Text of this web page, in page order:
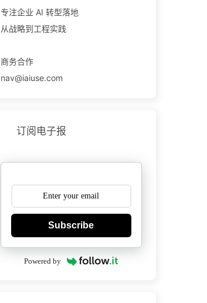
专注企业 AI 转型落地
从战略到工程实践
商务合作
nav@iaiuse.com
订阅电子报
Subscribe
Powered by